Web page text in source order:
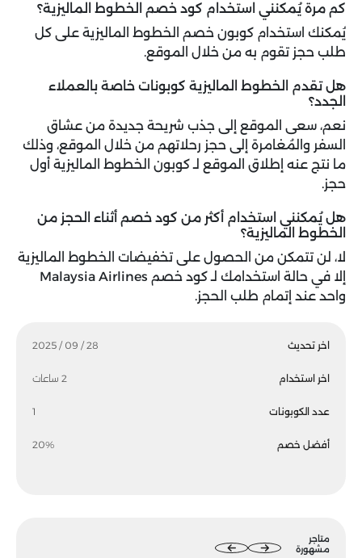
اخر تحديث 28 / 09 / 2025
اخر استخدام 2 ساعات
عدد الكوبونات 1
أفضل خصم 20%
متاجر
مشهورة
كم مرة يُمكنني استخدام كود خصم الخطوط الماليزية؟
يُمكنك استخدام كوبون خصم الخطوط الماليزية على كل
طلب حجز تقوم به من خلال الموقع.
هل تقدم الخطوط الماليزية كوبونات خاصة بالعملاء
الجدد؟
نعم، سعى الموقع إلى جذب شريحة جديدة من عشاق
السفر والمُغامرة إلى حجز رحلاتهم من خلال الموقع، وذلك
ما نتج عنه إطلاق الموقع لـ كوبون الخطوط الماليزية أول
حجز.
هل يُمكنني استخدام أكثر من كود خصم أثناء الحجز من
الخطوط الماليزية؟
لا، لن تتمكن من الحصول على تخفيضات الخطوط الماليزية
إلا في حالة استخدامك لـكود خصم Malaysia Airlines
واحد عند إتمام طلب الحجز.